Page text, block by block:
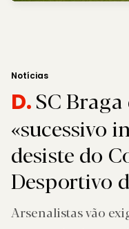
Notícias
D.SC
«sucessivo
desiste do
Desportivo
Arsenalistas vão